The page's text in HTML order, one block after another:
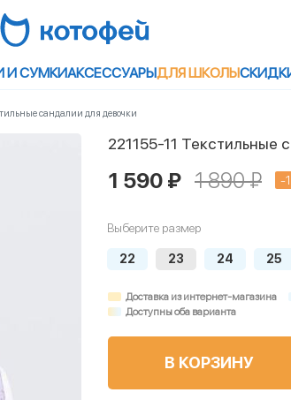
И СУМКИАКСЕССУАРЫДЛЯ ШКОЛЫ
сандалии для девочки
221155-11 Текстильные
1 590 ₽ 1 890 ₽ -
Выберите размер
22 23 24 25
Доставка из интернет-магазина
Доступны оба варианта
В КОРЗИНУ